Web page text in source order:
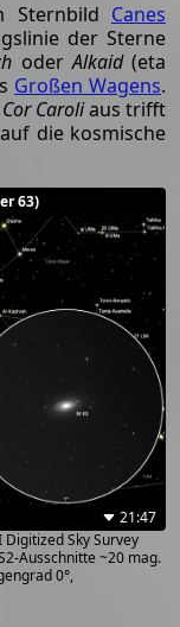
Sternbild Canes
der Sterne
oderAlkaid(eta
Großen Wagens.
Cor Caroliaus trifft
die kosmische
63)
21:47
Digitized Sky Survey
Ausschnitte ~20 mag.
0°,